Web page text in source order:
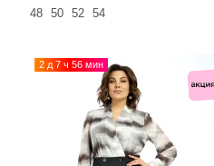
48
50 52 54
2 д 7 ч 56 мин